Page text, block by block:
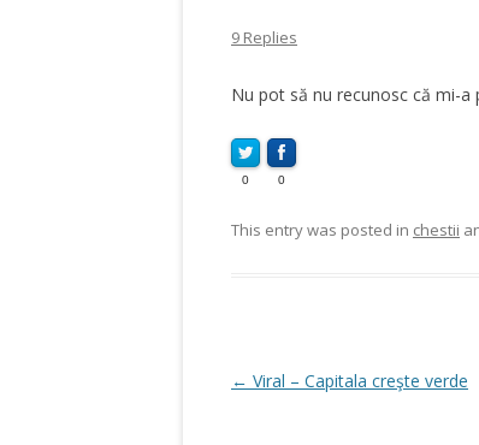
9 Replies
Nu pot să nu recunosc că mi-a
0 0
This entry was posted in chestii
Post
← Viral – Capitala creşte verde